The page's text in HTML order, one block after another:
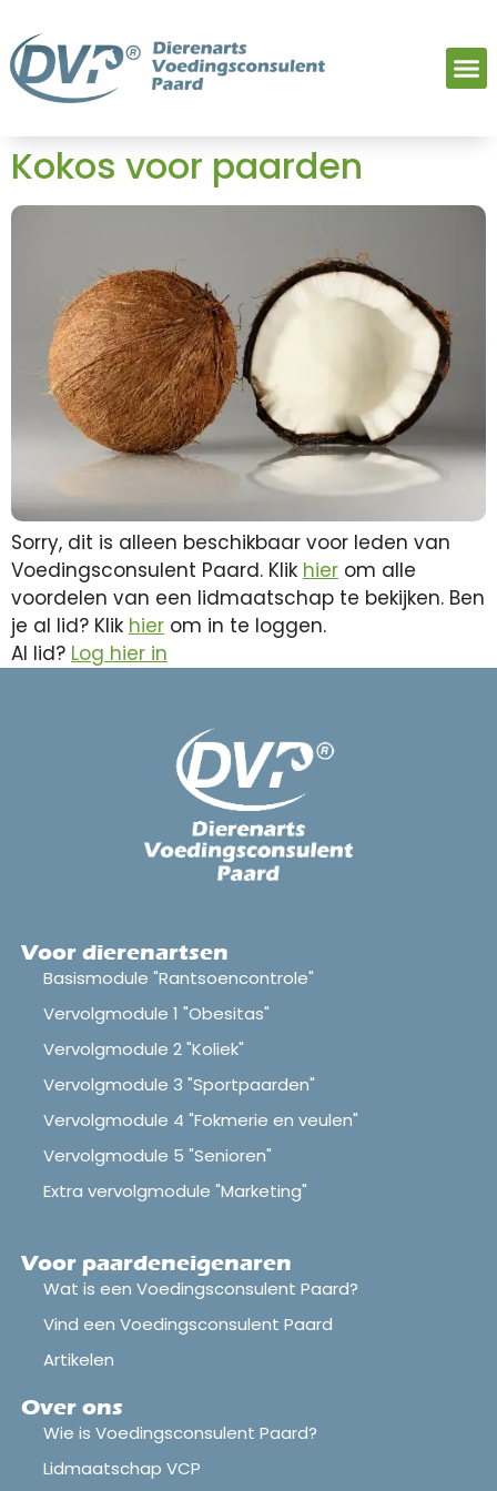
Kokos voor paarden
Sorry, dit is alleen beschikbaar voor leden van
Voedingsconsulent Paard. Klik hier om alle
voordelen van een lidmaatschap te bekijken. Ben
je al lid? Klik hier om in te loggen.
Al lid? Log hier in
Voor dierenartsen
Basismodule "Rantsoencontrole"
Vervolgmodule 1 "Obesitas"
Vervolgmodule 2 "Koliek"
Vervolgmodule 3 "Sportpaarden"
Vervolgmodule 4 "Fokmerie en veulen"
Vervolgmodule 5 "Senioren"
Extra vervolgmodule "Marketing"
Voor paardeneigenaren
Wat is een Voedingsconsulent Paard?
Vind een Voedingsconsulent Paard
Artikelen
Over ons
Wie is Voedingsconsulent Paard?
Lidmaatschap VCP